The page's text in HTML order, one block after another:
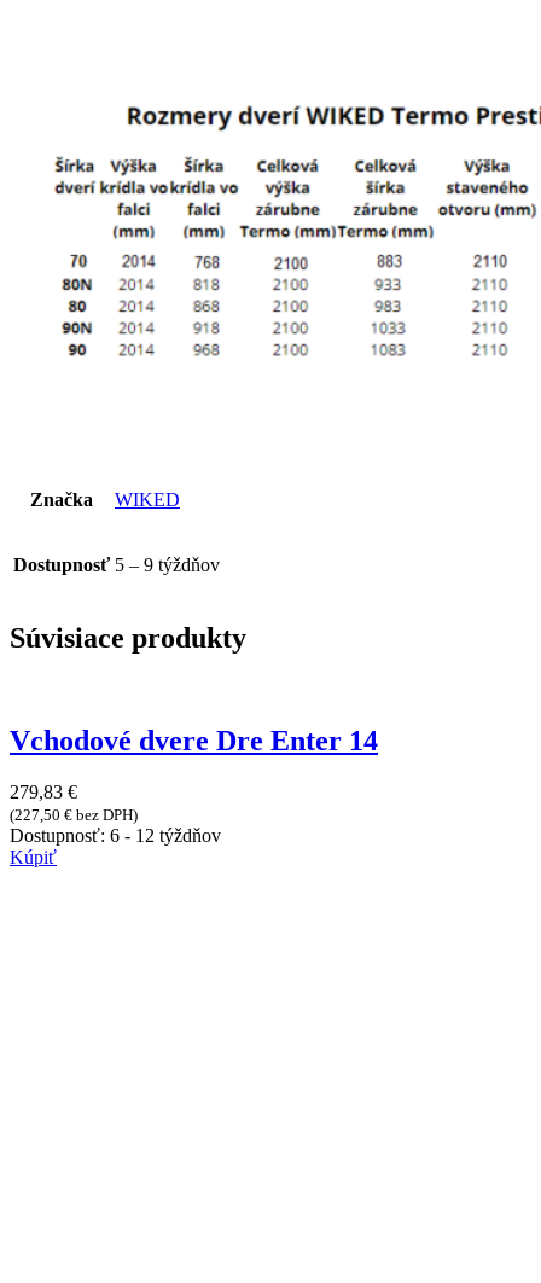
Značka WIKED
Dostupnosť 5 – 9 týždňov
Súvisiace produkty
Vchodové dvere Dre Enter 14
279,83 €
(227,50 € bez DPH)
Dostupnosť: 6 - 12 týždňov
Kúpiť